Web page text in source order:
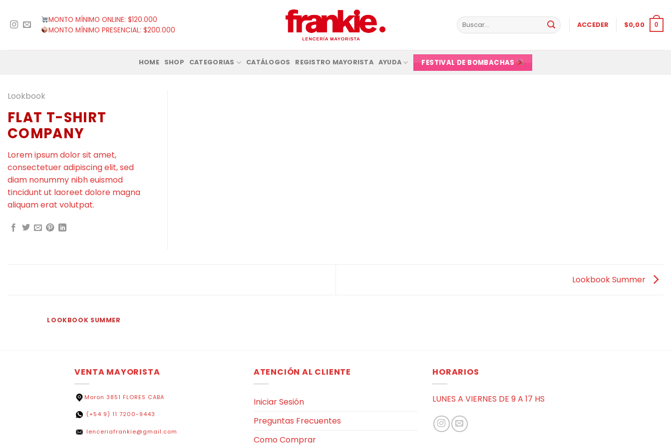
contenido
MONTO MÍNIMO ONLINE: $120.000
MONTO MÍNIMO PRESENCIAL: $200.000
Buscar
por:
ACCEDER $0,00 0
HOME SHOP CATEGORIAS CATÁLOGOS REGISTRO MAYORISTA AYUDA FESTIVAL DE BOMBACHAS
Lookbook
FLAT T-SHIRT
COMPANY
Lorem ipsum dolor sit amet,
consectetuer adipiscing elit, sed
diam nonummy nibh euismod
tincidunt ut laoreet dolore magna
aliquam erat volutpat.
Lookbook Summer
LOOKBOOK SUMMER
VENTA MAYORISTA
Moron 3851 FLORES CABA
(+54 9) 11 7200-9443
lenceriafrankie@gmail.com
ATENCIÓN AL CLIENTE
Iniciar Sesión
Preguntas Frecuentes
Como Comprar
HORARIOS
LUNES A VIERNES DE 9 A 17 HS